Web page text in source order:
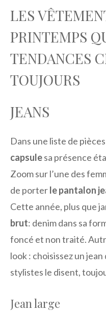
LES
PRINTEMPS
TENDANCES
TOUJOURS
JEANS
Dans une liste de
capsulesa présence
Zoom sur l’une des
de porterle pantalon
Cette année, plus que
brut: denim dans sa
foncé et non traité.
look : choisissez un jean
stylistes le disent,
Jean large